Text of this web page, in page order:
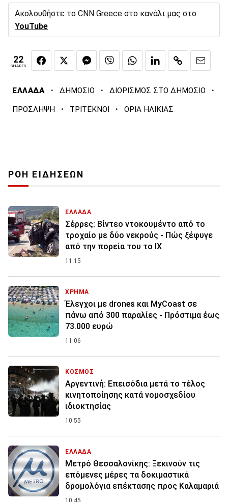
Ακολουθήστε το CNN Greece στο κανάλι μας στο
YouTube
22
SHARES
ΕΛΛΑΔΑ · ΔΗΜΟΣΙΟ · ΔΙΟΡΙΣΜΟΣ ΣΤΟ ΔΗΜΟΣΙΟ ·
ΠΡΟΣΛΗΨΗ · ΤΡΙΤΕΚΝΟΙ · ΟΡΙΑ ΗΛΙΚΙΑΣ
ΡΟΗ ΕΙΔΗΣΕΩΝ
ΕΛΛΑΔΑ
Σέρρες: Βίντεο ντοκουμέντο από το
τροχαίο με δύο νεκρούς - Πώς ξέφυγε
από την πορεία του το ΙΧ
11:15
ΧΡΗΜΑ
Έλεγχοι με drones και MyCoast σε
πάνω από 300 παραλίες - Πρόστιμα έως
73.000 ευρώ
11:06
ΚΟΣΜΟΣ
Αργεντινή: Επεισόδια μετά το τέλος
κινητοποίησης κατά νομοσχεδίου
ιδιοκτησίας
10:55
ΕΛΛΑΔΑ
Μετρό Θεσσαλονίκης: Ξεκινούν τις
επόμενες μέρες τα δοκιμαστικά
δρομολόγια επέκτασης προς Καλαμαριά
10:45